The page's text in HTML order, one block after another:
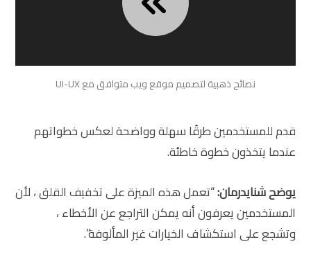
نصائح ذهبية لتصميم موقع ويب متوافق مع UI-UX
قدم للمستخدمين طرقًا سهلة وواضحة لعكس خطواتهم
عندما يتخذون خطوة خاطئة.
يوضح شنايدرمان:“تعمل هذه الميزة على تخفيف القلق ، لأن
المستخدمين يعرفون أنه يمكن التراجع عن الأخطاء ،
وتشجع على استكشاف الخيارات غير المألوفة”.